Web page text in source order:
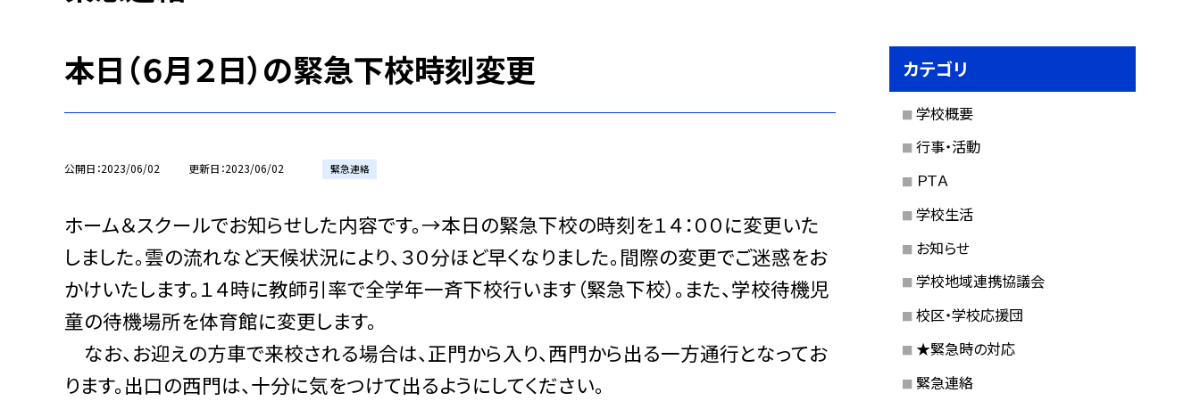
本日（６月２日）の緊急下校時刻変更
公開日 2023/06/02 更新日 2023/06/02 緊急連絡
ホーム＆スクールでお知らせした内容です。→本日の緊急下校の時刻を１４：００に変更いた
しました。雲の流れなど天候状況により、３０分ほど早くなりました。間際の変更でご迷惑をお
かけいたします。１４時に教師引率で全学年一斉下校行います（緊急下校）。また、学校待機児
童の待機場所を体育館に変更します。
なお、お迎えの方車で来校される場合は、正門から入り、西門から出る一方通行となってお
ります。出口の西門は、十分に気をつけて出るようにしてください。
カテゴリ
学校概要
行事・活動
ＰＴＡ
学校生活
お知らせ
学校地域連携協議会
校区・学校応援団
★緊急時の対応
緊急連絡